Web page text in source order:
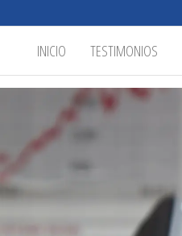
INICIO TESTIMONIOS